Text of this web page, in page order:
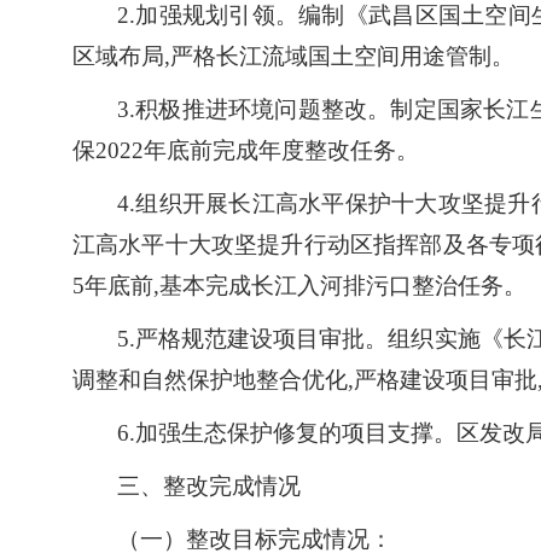
2.加强规划引领。编制《武昌区国土空间
区域布局,严格长江流域国土空间用途管制。
3.积极推进环境问题整改。制定国家长江
保2022年底前完成年度整改任务。
4.组织开展长江高水平保护十大攻坚提
江高水平十大攻坚提升行动区指挥部及各专
5年底前,基本完成长江入河排污口整治任务。
5.严格规范建设项目审批。组织实施《长
调整和自然保护地整合优化,严格建设项目审
6.加强生态保护修复的项目支撑。区发改
三、整改完成情况
（一）整改目标完成情况：